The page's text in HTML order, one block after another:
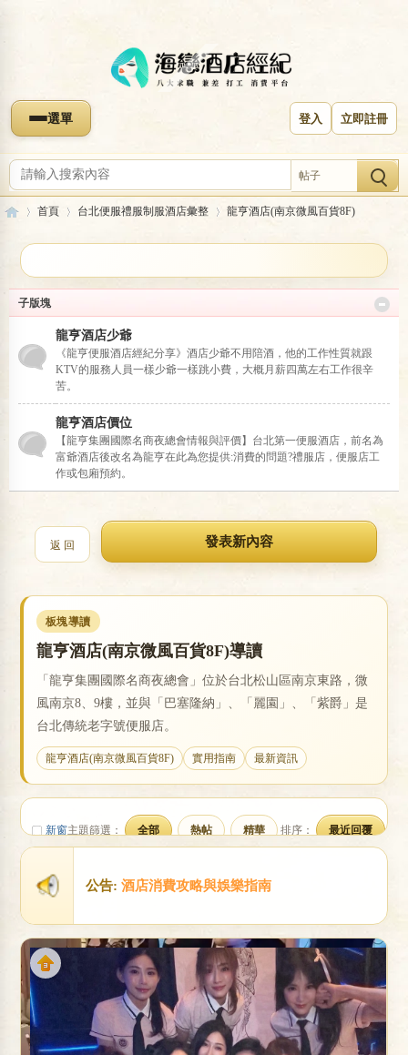
選單 登入 立即註冊
帖子
海 »
首頁
›
台北便服禮服制服酒店彙整
›
龍亨酒店(南京微風百貨8F)
收藏本版
龍亨酒店(南京微風百貨8F)
子版塊
龍亨酒店少爺
《龍亨便服酒店經紀分享》酒店少爺不用陪酒，他的工作性質就跟
KTV的服務人員一樣少爺一樣跳小費，大概月薪四萬左右工作很辛
苦。
龍亨酒店價位
【龍亨集團國際名商夜總會情報與評價】台北第一便服酒店，前名為
富爺酒店後改名為龍亨在此為您提供:消費的問題?禮服店，便服店工
作或包廂預約。
返 回
板塊導讀
龍亨酒店(南京微風百貨8F)導讀
「龍亨集團國際名商夜總會」位於台北松山區南京東路，微
風南京8、9樓，並與「巴塞隆納」、「麗園」、「紫爵」是
台北傳統老字號便服店。
龍亨酒店(南京微風百貨8F) 實用指南 最新資訊
新窗主題篩選： 全部 熱帖 精華 排序： 最近回覆
公告: 酒店消費攻略與娛樂指南